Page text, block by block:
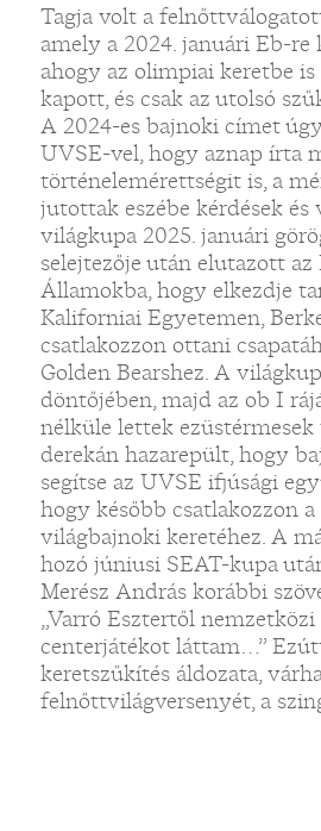
Tagja volt a
amely a 2024. januári Eb-
ahogy az olimpiai keretbe
kapott, és csak az utolsó
A 2024-es bajnoki címet
UVSE-vel, hogy aznap írta
történelemérettségit is, a
jutottak eszébe kérdések
világkupa 2025. januári
selejtezője után elutazott
Államokba, hogy elkezdje
Kaliforniai Egyetemen,
csatlakozzon ottani
Golden Bearshez. A
döntőjében, majd az ob I
nélküle lettek ezüstérmesek
derekán hazarepült, hogy
segítse az UVSE ifjúsági
hogy később csatlakozzon
világbajnoki keretéhez. A
hozó júniusi SEAT-kupa
Merész András korábbi
„Varró Esztertől
centerjátékot láttam…”
keretszűkítés áldozata,
felnőttvilágversenyét, a